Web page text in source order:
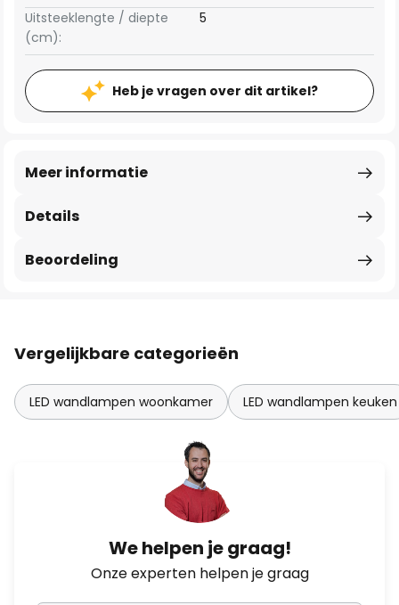
Uitsteeklengte / diepte
(cm):
5
Heb je vragen over dit artikel?
Details
Meer informatie
Beoordeling
Vergelijkbare categorieën
LED wandlampen woonkamer LED wandlampen keuken
We helpen je graag!
Onze experten helpen je graag